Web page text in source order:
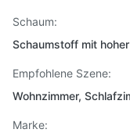
Schaum:
Schaumstoff mit
Empfohlene Szene:
Wohnzimmer,
Marke: